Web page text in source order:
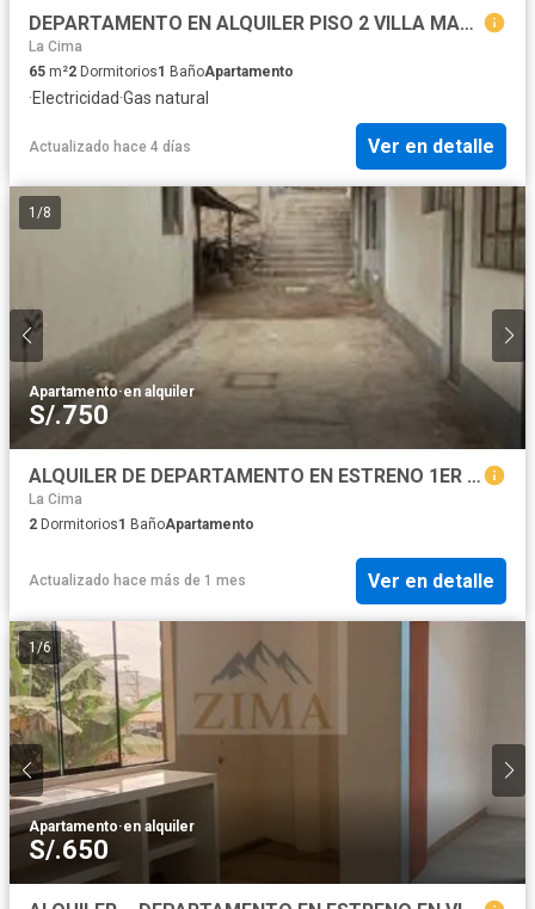
DEPARTAMENTO EN ALQUILER PISO 2 VILLA MARIA DEL TRIUNFO
La Cima
65 m²2 Dormitorios1 BañoApartamento
·Electricidad·Gas natural
Actualizado hace 4 días Ver en detalle
1 /8
Apartamento·en alquiler
S/.750
ALQUILER DE DEPARTAMENTO EN ESTRENO 1ER PISO VILLA MARIA DEL TRIUNFO
La Cima
2 Dormitorios1 BañoApartamento
Actualizado hace más de 1 mes Ver en detalle
1/6
Apartamento·en alquiler
S/.650